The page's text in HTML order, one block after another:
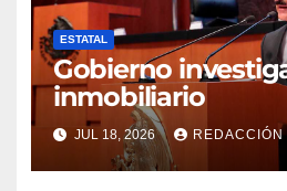
ESTATAL
Gobierno
inmobiliario
JUL 18, 2026 REDACCIÓN